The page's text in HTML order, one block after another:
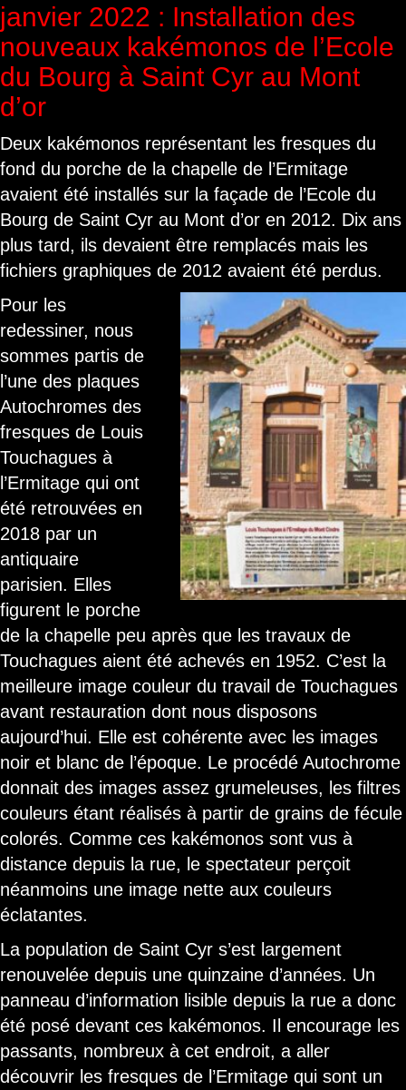
janvier 2022 : Installation des
nouveaux kakémonos de l’Ecole
du Bourg à Saint Cyr au Mont
d’or
Deux kakémonos représentant les fresques du
fond du porche de la chapelle de l’Ermitage
avaient été installés sur la façade de l’Ecole du
Bourg de Saint Cyr au Mont d’or en 2012. Dix ans
plus tard, ils devaient être remplacés mais les
fichiers graphiques de 2012 avaient été perdus.
Pour les
redessiner, nous
sommes partis de
l’une des plaques
Autochromes des
fresques de Louis
Touchagues à
l’Ermitage qui ont
été retrouvées en
2018 par un
antiquaire
parisien. Elles
figurent le porche
de la chapelle peu après que les travaux de
Touchagues aient été achevés en 1952. C’est la
meilleure image couleur du travail de Touchagues
avant restauration dont nous disposons
aujourd’hui. Elle est cohérente avec les images
noir et blanc de l’époque. Le procédé Autochrome
donnait des images assez grumeleuses, les filtres
couleurs étant réalisés à partir de grains de fécule
colorés. Comme ces kakémonos sont vus à
distance depuis la rue, le spectateur perçoit
néanmoins une image nette aux couleurs
éclatantes.
La population de Saint Cyr s’est largement
renouvelée depuis une quinzaine d’années. Un
panneau d’information lisible depuis la rue a donc
été posé devant ces kakémonos. Il encourage les
passants, nombreux à cet endroit, a aller
découvrir les fresques de l’Ermitage qui sont un